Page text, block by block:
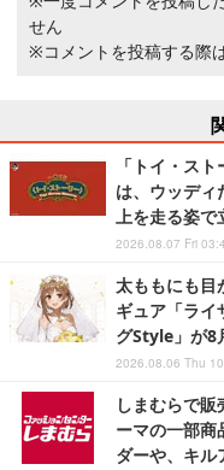
せん
※コメントを投稿する際
「トイ・ス
は、ウッディ
上を走る姿で
2026.08.07 Fri
太ももにも目
ギュア「ライ
グStyle」が8
2026.08.06 Thu
しまむらで
ーマの一部商
ダーや、キル